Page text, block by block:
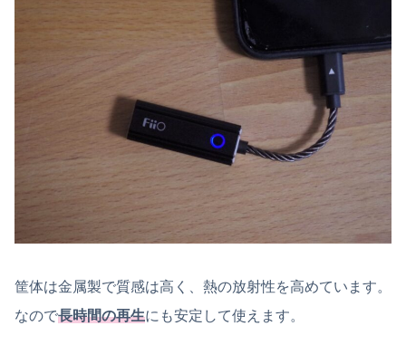
筐体は金属製で質感は高く、熱の放射性を高めています。
なので長時間の再生にも安定して使えます。